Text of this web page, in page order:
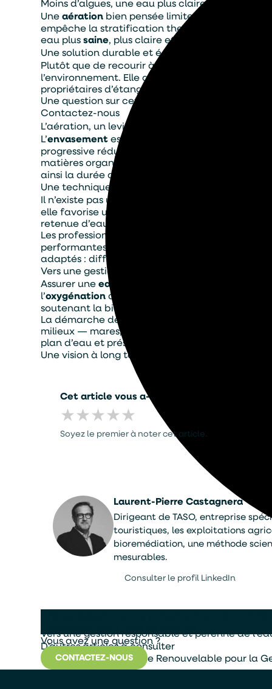
Vers une gestion responsable et pérenne de
D'autres articles à consulter
L’Utilisation de l’Énergie Renouvelable pour la
Moins d’algues, une eau plus claire
Uneaération bien pensée limite le
empêche la stratification thermique, réduit la
eau plussaine, plus claire et bien plus agréable
Une solution durable et écologique
Plutôt que de recourir à des produits chimiques,
l’environnement. Elle agit sur la cause du
propriétaires d’étangs, de bassins d’irrigation
Une question sur cet article ?
Contactez-nous
L’aération, un levier pour prévenir l’envasement
L’envasementest une problématique fréquente
progressive réduit la profondeur, altère la
matières organiques, l’
accélère la
ainsi la durée de vie de l’ouvrage hydraulique.
Une technique adaptable à chaque type de plan
Il n’existe pas une solution unique. L’
elle favorise une meilleure santé des poissons.
retenue d’eau agricole, elle stabilise la qualité
Les professionnels spécialisés dans le
performantes et respect total de l’équilibre
adaptés : diffuseurs d’air, systèmes de
Vers une gestion responsable et pérenne de l’eau
Assurer uneeau saine
l’oxygénationdu milieu. L’
joue ici le
soutenant la biodiversité et en limitant les
La démarche de TASO s’inscrit pleinement
milieux — mares, lacs, bassins de décantation
plan d’eau et préserver ce patrimoine naturel
Une vision à long terme
Cet article vous a-t-il été utile ?
★★★★★
Soyez le premier à noter cet article.
Laurent-Pierre Castagnera
Dirigeant de TASO, entreprise
touristiques, les exploitations
bioremédiation, une méthode
mesurables.
Consulter le profil LinkedIn
Vous avez une question ?
CONTACTEZ-NOUS